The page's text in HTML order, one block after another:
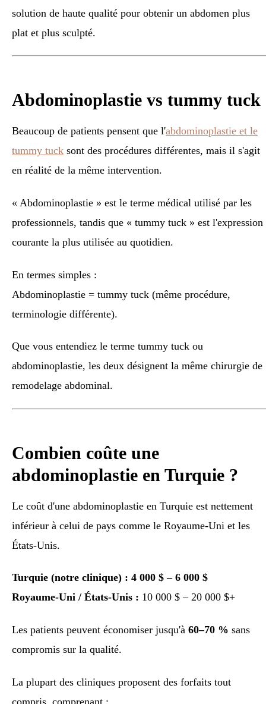
solution de haute qualité pour obtenir un abdomen plus
plat et plus sculpté.
Abdominoplastie vs tummy tuck
Beaucoup de patients pensent que l'abdominoplastie et le
tummy tuck sont des procédures différentes, mais il s'agit
en réalité de la même intervention.
« Abdominoplastie » est le terme médical utilisé par les
professionnels, tandis que « tummy tuck » est l'expression
courante la plus utilisée au quotidien.
En termes simples :
Abdominoplastie = tummy tuck (même procédure,
terminologie différente).
Que vous entendiez le terme tummy tuck ou
abdominoplastie, les deux désignent la même chirurgie de
remodelage abdominal.
Combien coûte une
abdominoplastie en Turquie ?
Le coût d'une abdominoplastie en Turquie est nettement
inférieur à celui de pays comme le Royaume-Uni et les
États-Unis.
Turquie (notre clinique) : 4 000 $ – 6 000 $
Royaume-Uni / États-Unis : 10 000 $ – 20 000 $+
Les patients peuvent économiser jusqu'à 60–70 % sans
compromis sur la qualité.
La plupart des cliniques proposent des forfaits tout
compris, comprenant :